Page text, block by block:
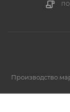
Производство